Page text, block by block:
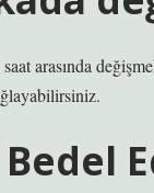
arasında